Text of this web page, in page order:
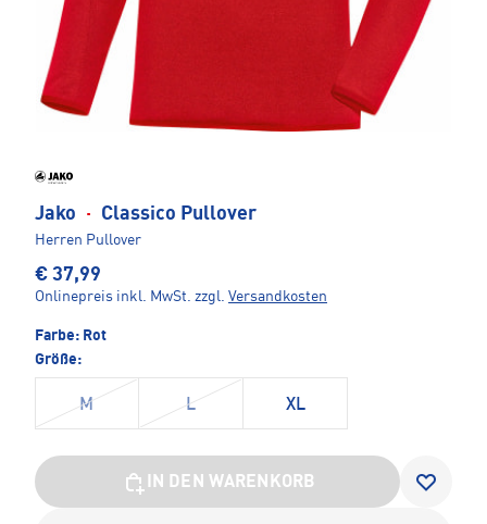
Jako · Classico Pullover
Herren Pullover
€ 37,99
Onlinepreis inkl. MwSt. zzgl. Versandkosten
Farbe: Rot
Größe:
M L XL
IN DEN WARENKORB